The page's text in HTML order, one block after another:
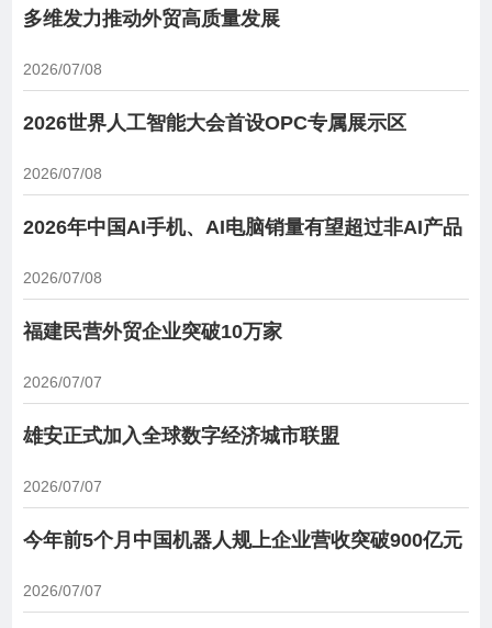
多维发力推动外贸高质量发展
2026/07/08
2026世界人工智能大会首设OPC专属展示区
2026/07/08
2026年中国AI手机、AI电脑销量有望超过非AI产品
2026/07/08
福建民营外贸企业突破10万家
2026/07/07
雄安正式加入全球数字经济城市联盟
2026/07/07
今年前5个月中国机器人规上企业营收突破900亿元
2026/07/07